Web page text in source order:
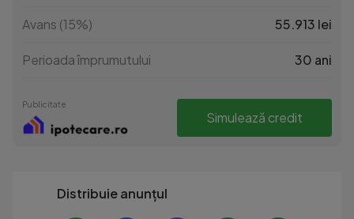
Avans (15%) 55.913 lei
Perioada împrumutului 30 ani
Publicitate
Simulează credit
Distribuie anunțul